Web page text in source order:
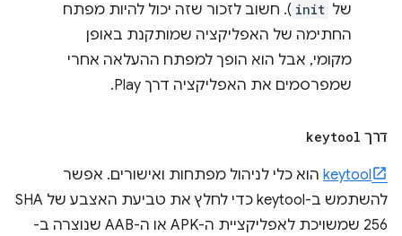
של init ). חשוב לזכור שזה יכול להיות מפתח
החתימה של האפליקציה שמותקנת באופן
מקומי, אבל הוא הופך למפתח ההעלאה אחרי
שמפרסמים את האפליקציה דרך Play.
דרך keytool
keytool הוא כלי לניהול מפתחות ואישורים. אפשר
להשתמש ב-keytool כדי לחלץ את טביעת האצבע של SHA
256 שמשויכת לאפליקציית ה-APK או ה-AAB שנוצרה ב-